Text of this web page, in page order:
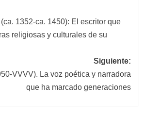
1352-ca. 1450): El escritor que
religiosas y culturales de su
Siguiente:
VVVV). La voz poética y narradora
que ha marcado generaciones